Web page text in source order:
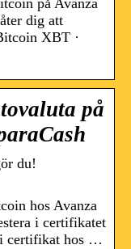
på Avanza
dig att
XBT ·
på
du!
hos Avanza
i certifikatet
certifikat hos …